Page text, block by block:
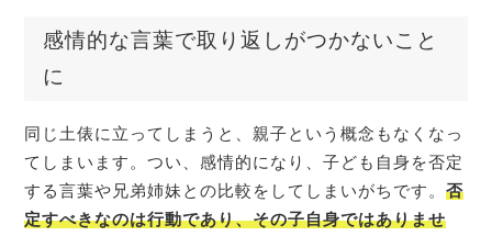
感情的な言葉で取り返しがつかないこと
に
同じ土俵に立ってしまうと、親子という概念もなくなっ
てしまいます。つい、感情的になり、子ども自身を否定
する言葉や兄弟姉妹との比較をしてしまいがちです。否
定すべきなのは行動であり、その子自身ではありませ